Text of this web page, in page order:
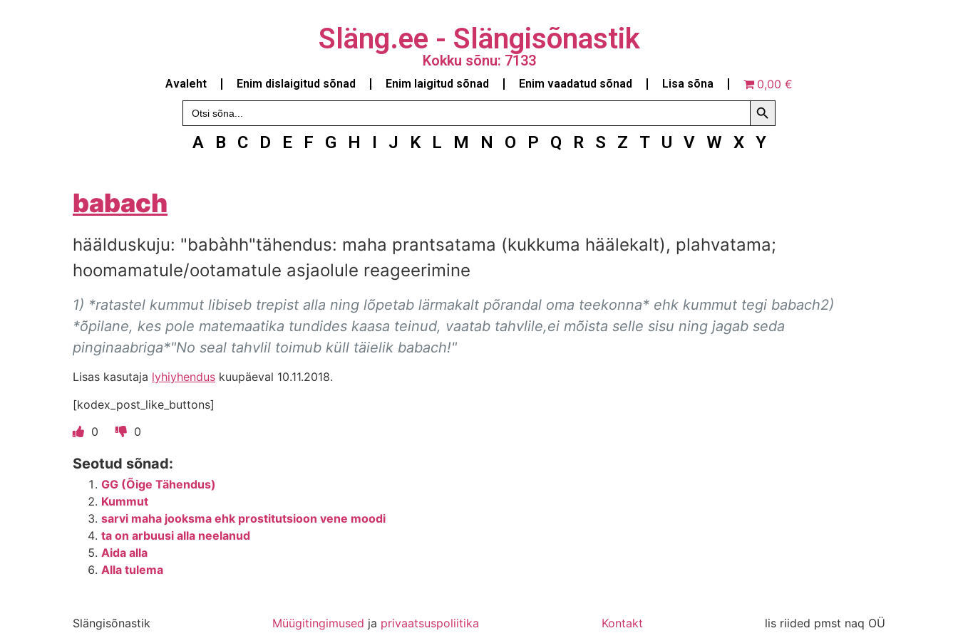
Släng.ee - Slängisõnastik
Kokku sõnu: 7133
Avaleht Enim dislaigitud sõnad Enim laigitud sõnad Enim vaadatud sõnad Lisa sõna
0,00 €
Search
for:
Search Button
A B C D E F G H I J K L M N O P Q R S Z T U V W X Y
babach
häälduskuju: "babàhh"tähendus: maha prantsatama (kukkuma häälekalt), plahvatama;
hoomamatule/ootamatule asjaolule reageerimine
1) *ratastel kummut libiseb trepist alla ning lõpetab lärmakalt põrandal oma teekonna* ehk kummut tegi babach2)
*õpilane, kes pole matemaatika tundides kaasa teinud, vaatab tahvlile,ei mõista selle sisu ning jagab seda
pinginaabriga*"No seal tahvlil toimub küll täielik babach!"
Lisas kasutaja lyhiyhendus kuupäeval 10.11.2018.
[kodex_post_like_buttons]
0
0
Seotud sõnad:
GG (Õige Tähendus)
Kummut
sarvi maha jooksma ehk prostitutsioon vene moodi
ta on arbuusi alla neelanud
Aida alla
Alla tulema
Slängisõnastik Müügitingimused ja privaatsuspoliitika Kontakt lis riided pmst naq OÜ